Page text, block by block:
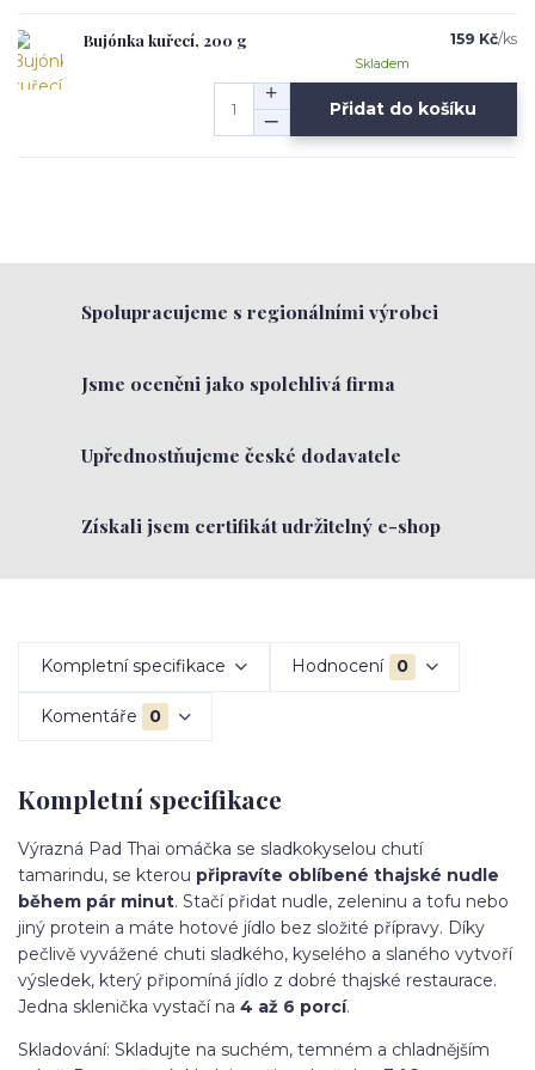
Bujónka kuřecí, 200 g 159 Kč/ks
Skladem
Přidat do košíku
Spolupracujeme s regionálními výrobci
Jsme oceněni jako spolehlivá firma
Upřednostňujeme české dodavatele
Získali jsem certifikát udržitelný e-shop
Kompletní specifikace Hodnocení 0
Komentáře 0
Kompletní specifikace
Výrazná Pad Thai omáčka se sladkokyselou chutí
tamarindu, se kterou připravíte oblíbené thajské nudle
během pár minut. Stačí přidat nudle, zeleninu a tofu nebo
jiný protein a máte hotové jídlo bez složité přípravy. Díky
pečlivě vyvážené chuti sladkého, kyselého a slaného vytvoří
výsledek, který připomíná jídlo z dobré thajské restaurace.
Jedna sklenička vystačí na 4 až 6 porcí.
Skladování: Skladujte na suchém, temném a chladnějším